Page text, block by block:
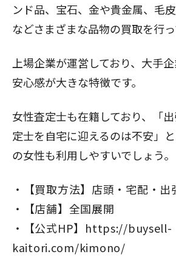
ンド品、宝石、金や貴金属、毛
などさまざまな品物の買取を行っ
上場企業が運営しており、大手
安心感が大きな特徴です。
女性査定士も在籍しており、「
定士を自宅に迎えるのは不安」
の女性も利用しやすいでしょう。
【買取方法】店頭・宅配・出
【店舗】全国展開
【公式HP】 https://buysell-
kaitori.com/kimono/